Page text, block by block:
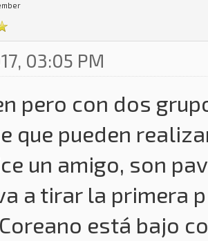
03:05 PM
pero con dos
que pueden
un amigo, son
a tirar la primera
está bajo